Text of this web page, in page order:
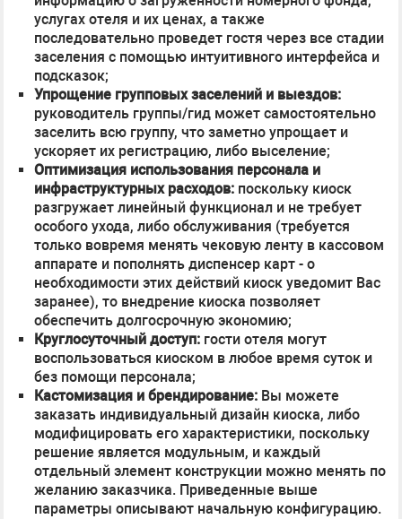
услугах отеля и их ценах, а также
последовательно проведет гостя через все стадии
заселения с помощью интуитивного интерфейса и
подсказок;
Упрощение групповых заселений и выездов:
руководитель группы/гид может самостоятельно
заселить всю группу, что заметно упрощает и
ускоряет их регистрацию, либо выселение;
Оптимизация использования персонала и
инфраструктурных расходов:поскольку киоск
разгружает линейный функционал и не требует
особого ухода, либо обслуживания (требуется
только вовремя менять чековую ленту в кассовом
аппарате и пополнять диспенсер карт - о
необходимости этих действий киоск уведомит Вас
заранее), то внедрение киоска позволяет
обеспечить долгосрочную экономию;
Круглосуточный доступ:гости отеля могут
воспользоваться киоском в любое время суток и
без помощи персонала;
Кастомизация и брендирование:Вы можете
заказать индивидуальный дизайн киоска, либо
модифицировать его характеристики, поскольку
решение является модульным, и каждый
отдельный элемент конструкции можно менять по
желанию заказчика. Приведенные выше
параметры описывают начальную конфигурацию.